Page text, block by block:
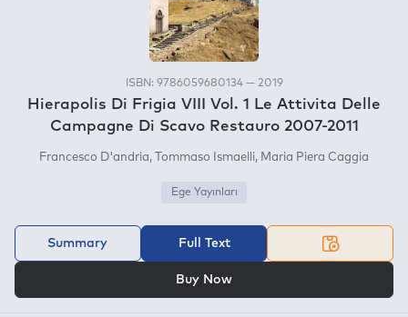
ISBN: 9786059680134 — 2019
Hierapolis Di Frigia VIII Vol. 1 Le Attivita Delle
Campagne Di Scavo Restauro 2007-2011
Francesco D'andria Tommaso Ismaelli Maria Piera Caggia
Ege Yayınları
Summary Full Text
Buy Now